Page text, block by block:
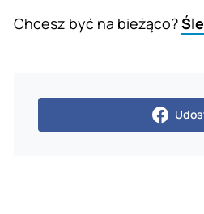
Chcesz być na bieżąco?